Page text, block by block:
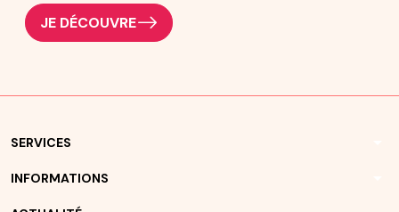
JE DÉCOUVRE
SERVICES
INFORMATIONS